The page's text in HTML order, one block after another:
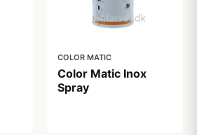
COLOR MATIC
Color Matic Inox
Spray